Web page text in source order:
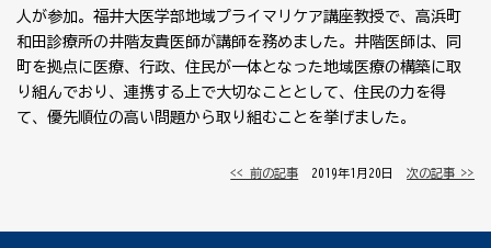
人が参加。福井大医学部地域プライマリケア講座教授で、高浜町
和田診療所の井階友貴医師が講師を務めました。井階医師は、同
町を拠点に医療、行政、住民が一体となった地域医療の構築に取
り組んでおり、連携する上で大切なこととして、住民の力を得
て、優先順位の高い問題から取り組むことを挙げました。
<< 前の記事 │ 2019年1月20日 │次の記事 >>